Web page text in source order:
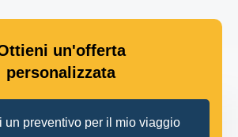
un'offerta
personalizzata
un preventivo per il mio viaggio